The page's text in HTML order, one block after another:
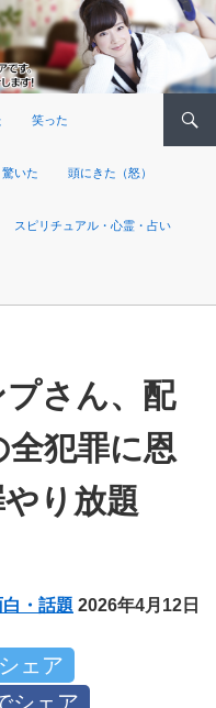
笑った
驚いた 頭にきた（怒）
スピリチュアル・心霊・占い
プさん、配
犯罪に恩
り放題
白・話題 2026年4月12日
ェア
シェア